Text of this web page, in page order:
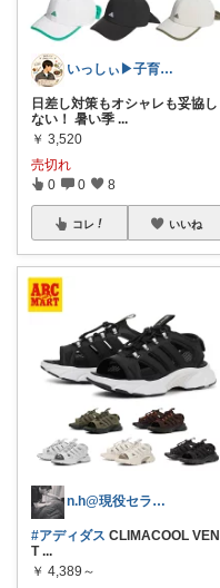
いっしぃ▶︎子育て・趣味充実アイテム🧐
日差し対策もオシャレも妥協し
ない！ 暑い季 ...
￥ 3,520
売切れ
0 0 8
コレ いいね
n.h@現役セラピスト
#アディダス CLIMACOOL VEN
T ...
￥ 4,389～